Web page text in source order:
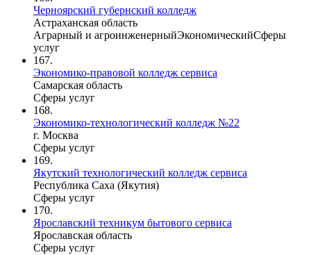
Черноярский губернский колледж
Астраханская область
Аграрный и агроинженерныйЭкономическийСферы
услуг
167.
Экономико-правовой колледж сервиса
Самарская область
Сферы услуг
168.
Экономико-технологический колледж №22
г. Москва
Сферы услуг
169.
Якутский технологический колледж сервиса
Республика Саха (Якутия)
Сферы услуг
170.
Ярославский техникум бытового сервиса
Ярославская область
Сферы услуг